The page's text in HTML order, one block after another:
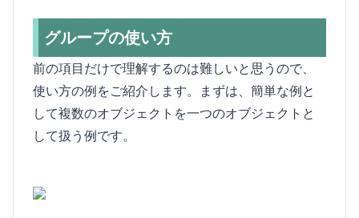
グループの使い方
前の項目だけで理解するのは難しいと思うので、
使い方の例をご紹介します。まずは、簡単な例と
して複数のオブジェクトを一つのオブジェクトと
して扱う例です。